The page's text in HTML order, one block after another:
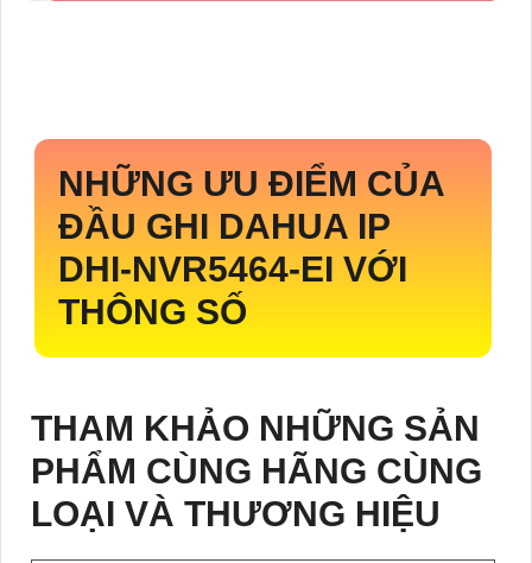
NHỮNG ƯU ĐIỂM CỦA
ĐẦU GHI DAHUA IP
DHI-NVR5464-EI VỚI
THÔNG SỐ
THAM KHẢO NHỮNG SẢN
PHẨM CÙNG HÃNG CÙNG
LOẠI VÀ THƯƠNG HIỆU